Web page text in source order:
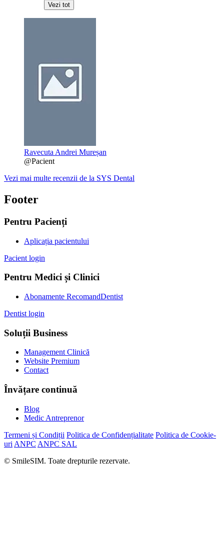
Vezi tot
Ravecuta Andrei Mureșan
@Pacient
Vezi mai multe recenzii de la SYS Dental
Footer
Pentru Pacienți
Aplicația pacientului
Pacient login
Pentru Medici și Clinici
Abonamente RecomandDentist
Dentist login
Soluții Business
Management Clinică
Website Premium
Contact
Învățare continuă
Blog
Medic Antreprenor
Termeni și Condiții Politica de Confidențialitate Politica de Cookie-
uri ANPC ANPC SAL
© SmileSIM. Toate drepturile rezervate.